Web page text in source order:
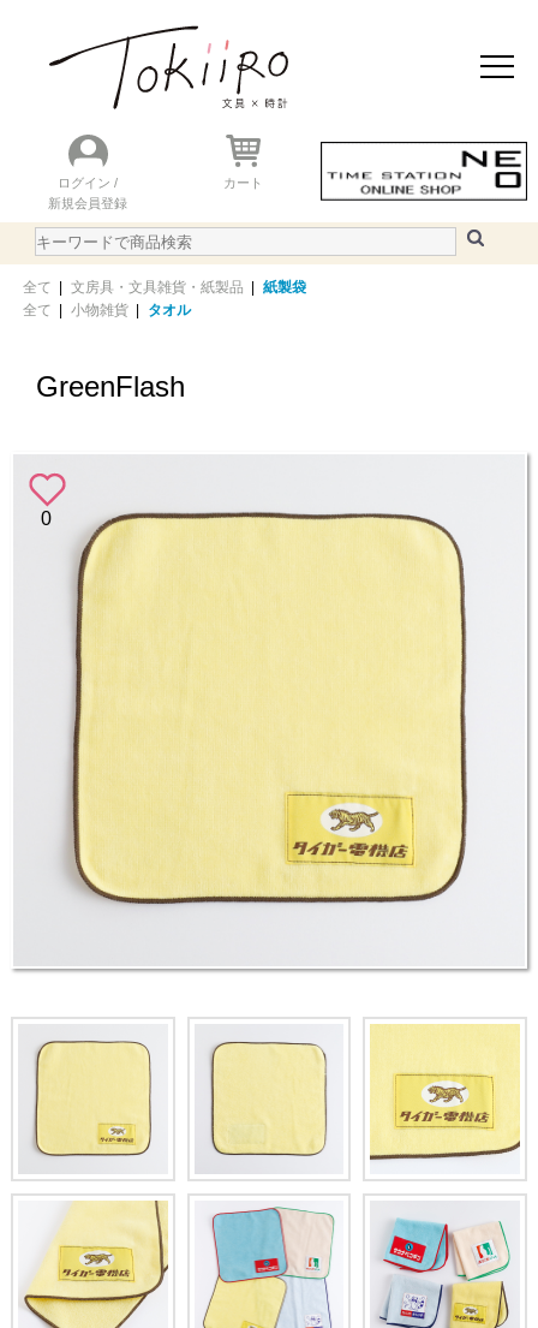
ログイン /
新規会員登録
カート
全て 文房具・文具雑貨・紙製品
紙製袋
全て
小物雑貨 タオル
GreenFlash
0
おすすめアイテム
ニュース＆トピック
ランキング
WEBカタログ